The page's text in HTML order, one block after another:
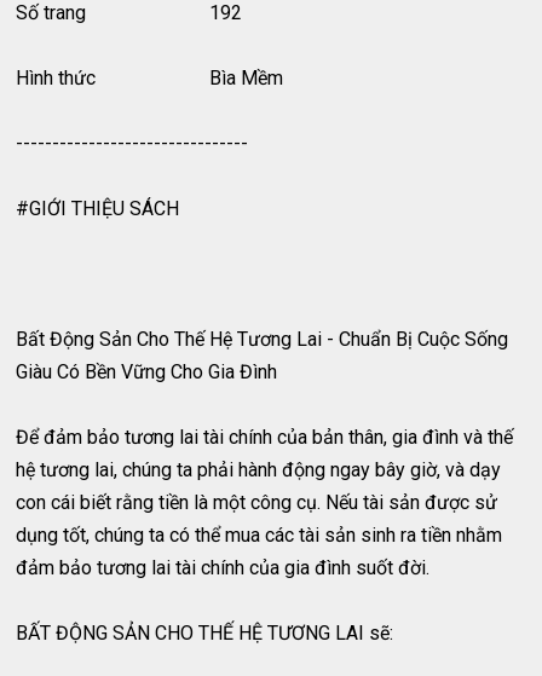
Số trang 192
Hình thức Bìa Mềm
--------------------------------
#GIỚI THIỆU SÁCH
Bất Động Sản Cho Thế Hệ Tương Lai - Chuẩn Bị Cuộc Sống
Giàu Có Bền Vững Cho Gia Đình
Để đảm bảo tương lai tài chính của bản thân, gia đình và thế
hệ tương lai, chúng ta phải hành động ngay bây giờ, và dạy
con cái biết rằng tiền là một công cụ. Nếu tài sản được sử
dụng tốt, chúng ta có thể mua các tài sản sinh ra tiền nhằm
đảm bảo tương lai tài chính của gia đình suốt đời.
BẤT ĐỘNG SẢN CHO THẾ HỆ TƯƠNG LAI sẽ: